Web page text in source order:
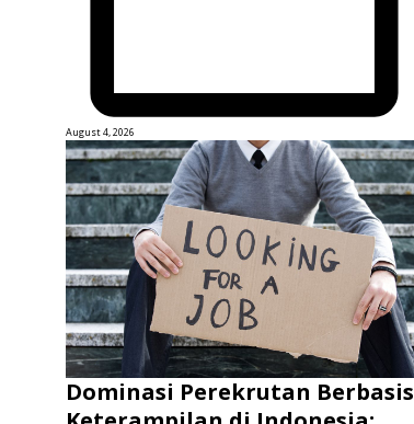
August 4, 2026
Dominasi Perekrutan Berbasis